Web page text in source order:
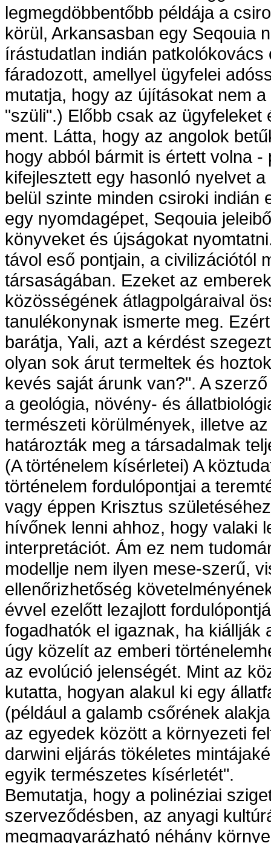
legmegdöbbentőbb példája a
körül, Arkansasban egy Seqouia
írástudatlan indián
fáradozott, amellyel ügyfelei
mutatja, hogy az újításokat nem
"szüli".) Előbb csak az
ment. Látta, hogy az angolok
hogy abból bármit is értett volna
kifejlesztett egy hasonló nyelvet
belül szinte minden csiroki
egy nyomdagépet, Seqouia
könyveket és újságokat
távol eső pontjain, a civilizációtól
társaságában. Ezeket az
közösségének átlagpolgáraival
tanulékonynak ismerte meg.
barátja, Yali, azt a kérdést
olyan sok árut termeltek és
kevés saját árunk van?". A
a geológia, növény- és
természeti körülmények, illetve
határozták meg a társadalmak
(A történelem kísérletei) A
történelem fordulópontjai a
vagy éppen Krisztus
hívőnek lenni ahhoz, hogy valaki
interpretációt. Ám ez nem
modellje nem ilyen mese-szerű,
ellenőrizhetőség
évvel ezelőtt lezajlott
fogadhatók el igaznak, ha kiállják
úgy közelít az emberi
az evolúció jelenségét. Mint az
kutatta, hogyan alakul ki egy
(például a galamb csőrének
az egyedek között a környezeti
darwini eljárás tökéletes
egyik természetes kísérletét".
Bemutatja, hogy a polinéziai
szerveződésben, az anyagi
megmagyarázható néhány